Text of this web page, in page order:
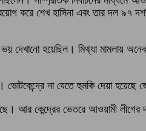
করে শেখ হাসিনা এবং তার দল ৯৭
ভয় দেখানো হয়েছিল। মিথ্যা মামলায়
না যেতে হুমকি দেয়া হয়েছে
আর কেন্দ্রের ভেতরে আওয়ামী